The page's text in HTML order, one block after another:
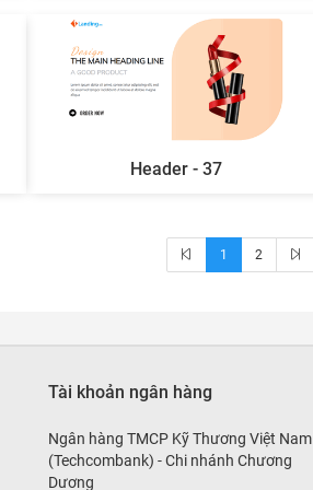
Header - 37
1 2
Tài khoản ngân hàng
Ngân hàng TMCP Kỹ Thương Việt Nam
(Techcombank) - Chi nhánh Chương
Dương